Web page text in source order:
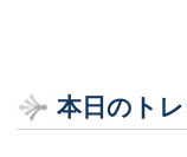
本日のトレ